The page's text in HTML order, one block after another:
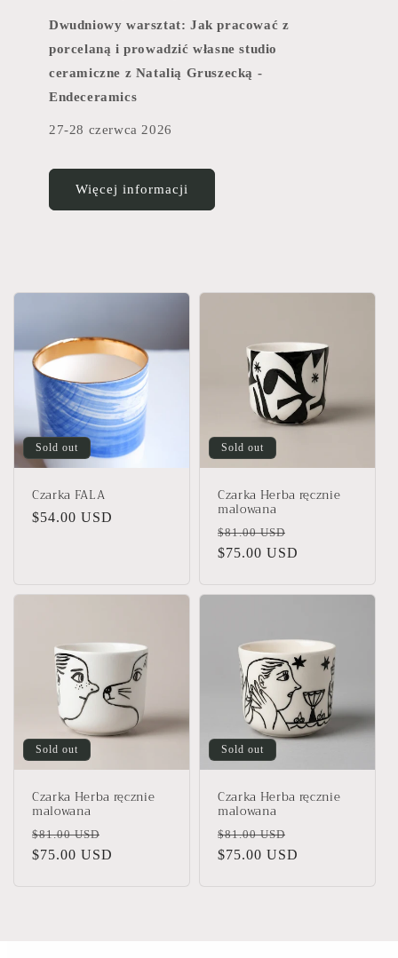
Dwudniowy warsztat: Jak pracować z
porcelaną i prowadzić własne studio
ceramiczne z Natalią Gruszecką -
Endeceramics
27-28 czerwca 2026
Więcej informacji
Sold out
Czarka FALA
Regular
$54.00 USD
Sold out
Czarka Herba ręcznie
malowana
Regular
price
$81.00 USD
price
$75.00 USD
Sold out
Czarka Herba ręcznie
malowana
Regular
price
$81.00 USD
price
$75.00 USD
Sold out
Czarka Herba ręcznie
malowana
Regular
price
$81.00 USD
price
$75.00 USD